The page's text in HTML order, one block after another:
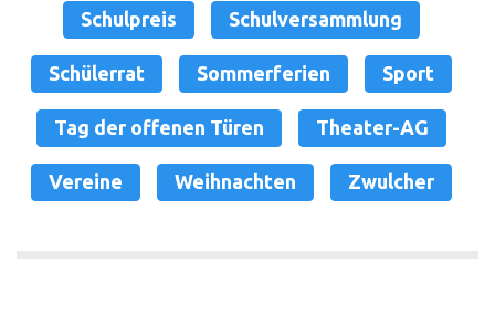
Schulpreis Schulversammlung
Schülerrat Sommerferien Sport
Tag der offenen Türen Theater-AG
Vereine Weihnachten Zwulcher